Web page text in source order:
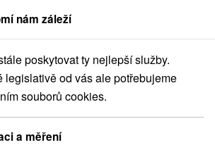
Prešovský kraj Starý Smokovec
Starý Smokovec
nám záleží
poskytovat ty nejlepší služby.
legislativě od vás ale potřebujeme
souborů cookies.
a měření